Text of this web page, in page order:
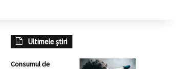
Ultimele știri
Consumul de